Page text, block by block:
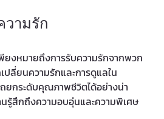
วามรัก
ยงหมายถึงการรับความรักจากพวก
ปลี่ยนความรักและการดูแลใน
ยกระดับคุณภาพชีวิตได้อย่างน่า
รู้สึกถึงความอบอุ่นและความพิเศษ